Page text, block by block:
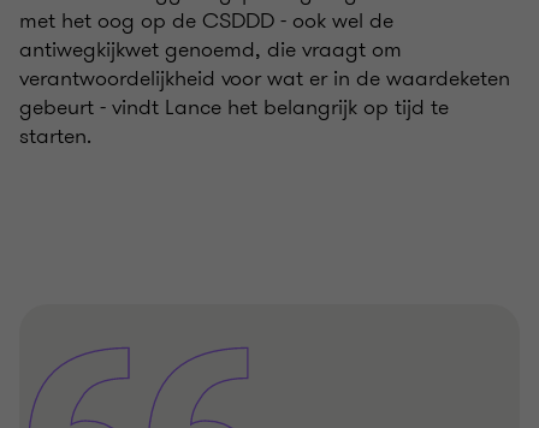
met het oog op de CSDDD - ook wel de
antiwegkijkwet genoemd, die vraagt om
verantwoordelijkheid voor wat er in de waardeketen
gebeurt - vindt Lance het belangrijk op tijd te
starten.